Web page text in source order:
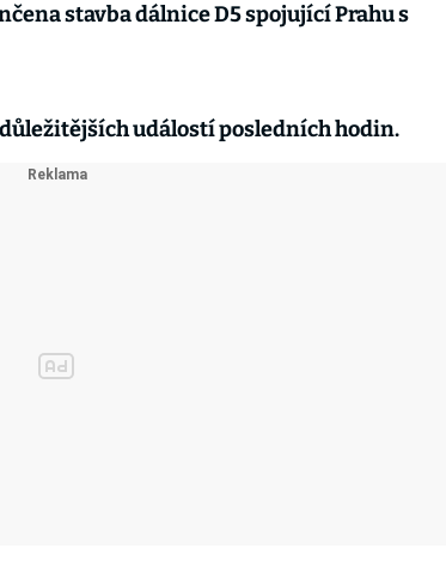
stavba dálnice D5 spojující Prahu s
událostí posledních hodin.